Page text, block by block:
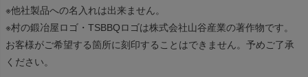
※他社製品への名入れは出来ません。
※村の鍛冶屋ロゴ・TSBBQロゴは株式会社山谷産業の著作物です。
お客様がご希望する箇所に刻印することはできません。予めご了承
ください。